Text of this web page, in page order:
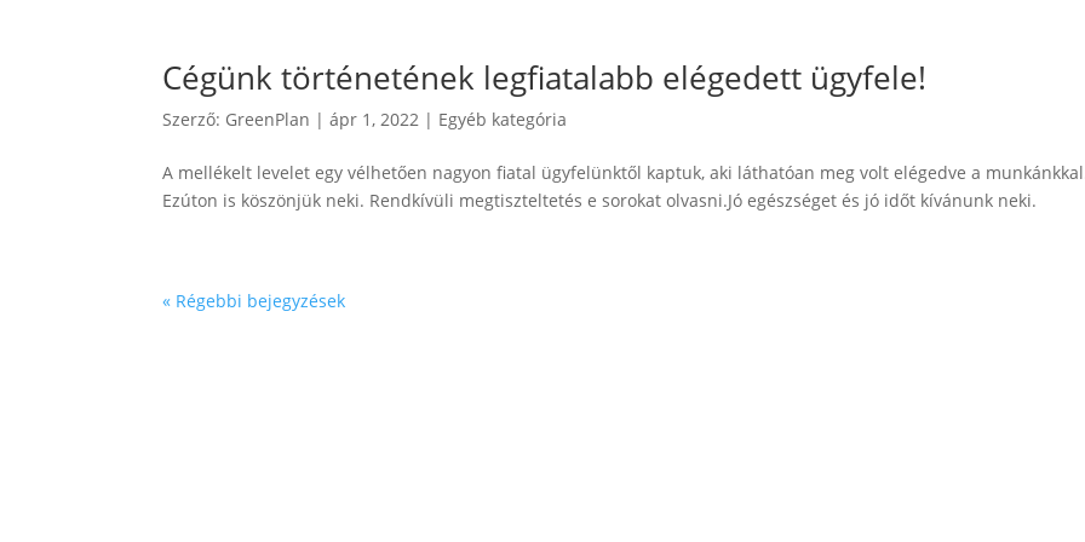
Cégünk történetének legfiatalabb elégedett ügyfele!
Szerző: GreenPlan |ápr 1, 2022 | Egyéb kategória
A mellékelt levelet egy vélhetően nagyon fiatal ügyfelünktől kaptuk, aki láthatóan meg volt elégedve a
Ezúton is köszönjük neki. Rendkívüli megtiszteltetés e sorokat olvasni.Jó egészséget és jó időt kívánunk neki.
« Régebbi bejegyzések